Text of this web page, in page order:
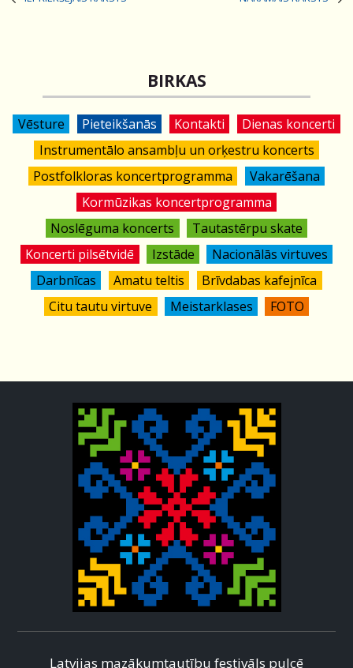
BIRKAS
Vēsture Pieteikšanās Kontakti
Dienas koncerti
Instrumentālo ansambļu un orķestru koncerts
Postfolkloras koncertprogramma
Vakarēšana
Kormūzikas koncertprogramma
Noslēguma koncerts
Tautastērpu skate
Koncerti pilsētvidē
Izstāde
Nacionālās virtuves
Darbnīcas
Amatu teltis
Brīvdabas kafejnīca
Citu tautu virtuve
Meistarklases FOTO
Latvijas mazākumtautību festivāls pulcē